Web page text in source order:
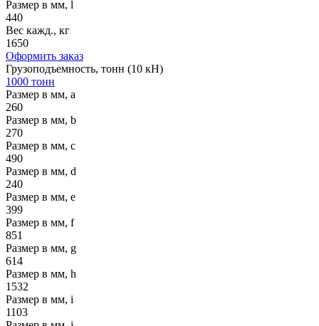
Размер в мм, l
440
Вес кажд., кг
1650
Оформить заказ
Грузоподъемность, тонн (10 кН)
1000 тонн
Размер в мм, a
260
Размер в мм, b
270
Размер в мм, c
490
Размер в мм, d
240
Размер в мм, e
399
Размер в мм, f
851
Размер в мм, g
614
Размер в мм, h
1532
Размер в мм, i
1103